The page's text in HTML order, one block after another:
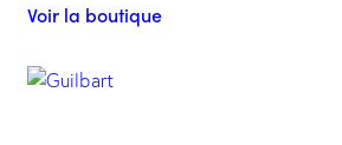
Voir la boutique